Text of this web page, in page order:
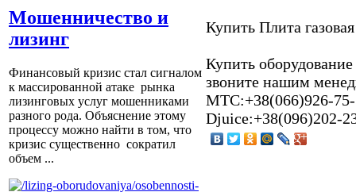
Мошенничество и
лизинг
Финансовый кризис стал сигналом
к массированной атаке рынка
лизинговых услуг мошенниками
разного рода. Объяснение этому
процессу можно найти в том, что
кризис существенно сократил
объем ...
Купить Плита
Купить
звоните нашим
МТС:+38(066)926-
Djuice:+38(096)202-